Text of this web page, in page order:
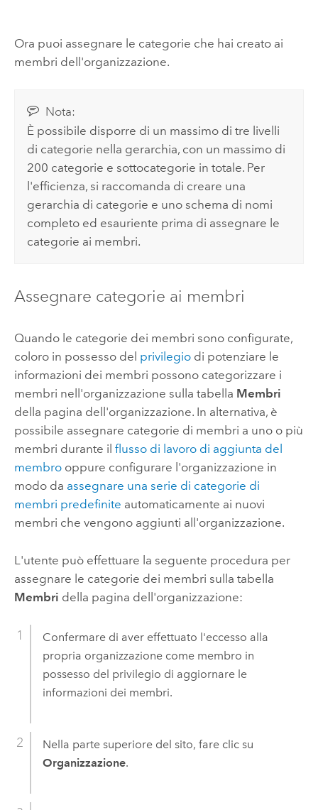
Ora puoi assegnare le categorie che hai creato ai
membri dell'organizzazione.
Nota:
È possibile disporre di un massimo di tre livelli
di categorie nella gerarchia, con un massimo di
200 categorie e sottocategorie in totale. Per
l'efficienza, si raccomanda di creare una
gerarchia di categorie e uno schema di nomi
completo ed esauriente prima di assegnare le
categorie ai membri.
Assegnare categorie ai membri
Quando le categorie dei membri sono configurate,
coloro in possesso del privilegiodi potenziare le
informazioni dei membri possono categorizzare i
membri nell'organizzazione sulla tabella Membri
della pagina dell'organizzazione. In alternativa, è
possibile assegnare categorie di membri a uno o più
membri durante il flusso di lavoro di aggiunta del
membrooppure configurare l'organizzazione in
modo da assegnare una serie di categorie di
membri predefinite automaticamente ai nuovi
membri che vengono aggiunti all'organizzazione.
L'utente può effettuare la seguente procedura per
assegnare le categorie dei membri sulla tabella
Membri della pagina dell'organizzazione:
Confermare di aver effettuato l'eccesso alla
propria organizzazione come membro in
possesso del privilegio di aggiornare le
informazioni dei membri.
Nella parte superiore del sito, fare clic su
Organizzazione.